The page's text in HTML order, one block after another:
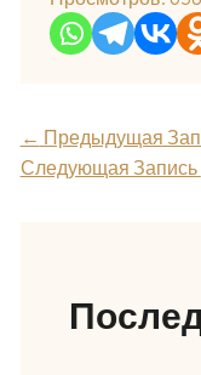
← Предыдущая
Следующая Запись